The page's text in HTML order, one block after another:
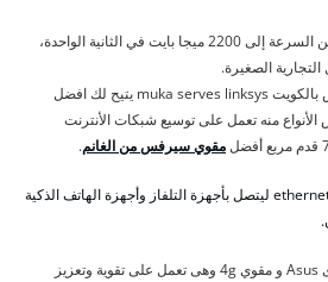
جهاز مقوي إشارة netgear يزيد من السرعة إلى 2200 ميجا بايت في الثانية الواحدة،
الصغيرة.
افضل جهاز مقوي شبكات سيرفس بالكويت muka serves linksys يتيح لك افضل
منه تعمل على توسيع شبكات الأنترنت
مقوي سيرفس من الغانم.
كما يحتوي هذا الجهاز على مخرج ethernet ليتصل بأجهزة التلفاز وأجهزة الهاتف الذكية
سرعة مقوي اتصال D.Link و مقوى Asus و مقوي 4g وهى تعمل على تقوية وتعزيز